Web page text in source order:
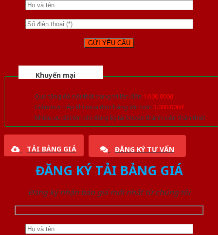
Khuyến mại
Quà tặng đồ nội thất trang trí lên đến 1.000.000đ
Giảm trực tiếp khi mua đơn hàng lớn hơn 3.000.000đ
Nhiều ưu đãi lớn khi đăng ký tài khoản thành viên thân thiết
TẢI BẢNG GIÁ ĐĂNG KÝ TƯ VẤN
ĐĂNG KÝ TẢI BẢNG GIÁ
Đăng ký nhận báo giá mới nhất từ chúng tôi